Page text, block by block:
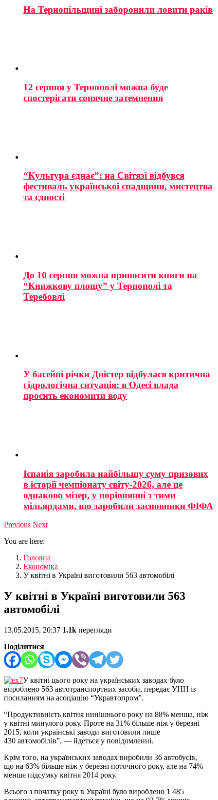
На Тернопільщині заборонили ловити раків
12 серпня у Тернополі можна буде
спостерігати сонячне затемнення
“Культура єднає”: на Світязі відбувся
фестиваль української спадщини, мистецтва
та єдності
До 10 серпня можна приносити книги на
“Книжкову площу” у Тернополі та
Теребовлі
У басейні річки Дністер відбулася критична
гідрологічна ситуація: в Одесі влада
просить економити воду
Іспанія заробила найбільшу суму призових
в історії чемпіонату світу-2026, але це
однаково мізер, у порівнянні з тими
мільярдами, що заробили засновники ФІФА
Previous Next
You are here:
Головна
Економіка
У квітні в Україні виготовили 563 автомобілі
У квітні в Україні виготовили 563
автомобілі
13.05.2015, 20:37 1.1k перегляди
Поділитися
У квітні цього року на українських заводах було
вироблено 563 автотранспортних засоби, передає УНН із
посиланням на асоціацію “Укравтопром”.
“Продуктивність квітня нинішнього року на 88% менша, ніж
у квітні минулого року. Проте на 31% більше ніж у березні
2015, коли українські заводи виготовили лише
430 автомобілів”, — йдеться у повідомленні.
Крім того, на українських заводах виробили 36 автобусів,
що на 63% більше ніж у березні поточного року, але на 74%
менше підсумку квітня 2014 року.
Всього з початку року в Україні було вироблено 1 485